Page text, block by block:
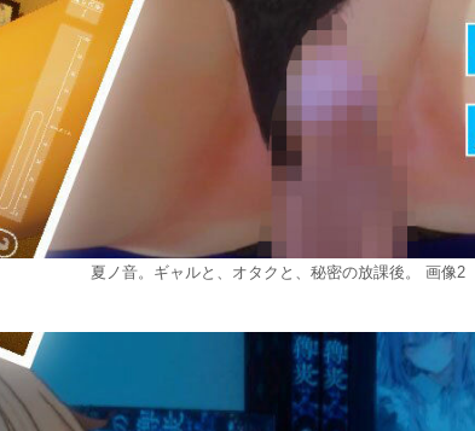
夏ノ音。ギャルと、オタクと、秘密の放課後。 画像2